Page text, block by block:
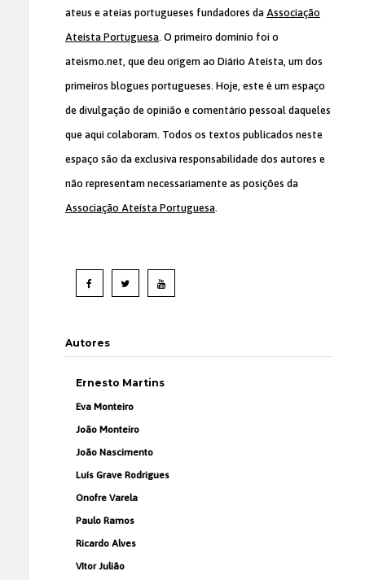
ateus e ateias portugueses fundadores da Associação
Ateísta Portuguesa. O primeiro domínio foi o
ateismo.net, que deu origem ao Diário Ateísta, um dos
primeiros blogues portugueses. Hoje, este é um espaço
de divulgação de opinião e comentário pessoal daqueles
que aqui colaboram. Todos os textos publicados neste
espaço são da exclusiva responsabilidade dos autores e
não representam necessariamente as posições da
Associação Ateísta Portuguesa.
Autores
Ernesto Martins
Eva Monteiro
João Monteiro
João Nascimento
Luís Grave Rodrigues
Onofre Varela
Paulo Ramos
Ricardo Alves
Vítor Julião